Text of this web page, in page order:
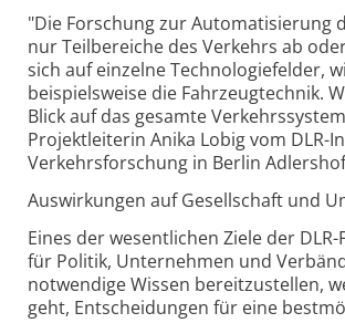
"Die Forschung zur Automatisierung
nur Teilbereiche des Verkehrs ab
sich auf einzelne Technologiefelder,
beispielsweise die Fahrzeugtechnik.
Blick auf das gesamte
Projektleiterin Anika Lobig vom DLR-
Verkehrsforschung in Berlin
Auswirkungen auf Gesellschaft und
Eines der wesentlichen Ziele der
für Politik, Unternehmen und
notwendige Wissen bereitzustellen,
geht, Entscheidungen für eine